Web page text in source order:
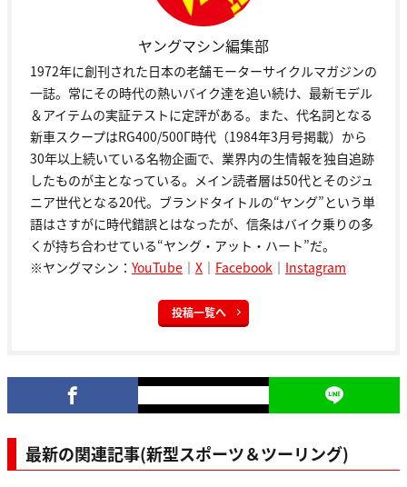
ヤングマシン編集部
1972年に創刊された日本の老舗モーターサイクルマガジンの
一誌。常にその時代の熱いバイク達を追い続け、最新モデル
＆アイテムの実証テストに定評がある。また、代名詞となる
新車スクープはRG400/500Γ時代（1984年3月号掲載）から
30年以上続いている名物企画で、業界内の生情報を独自追跡
したものが主となっている。メイン読者層は50代とそのジュ
ニア世代となる20代。ブランドタイトルの“ヤング”という単
語はさすがに時代錯誤とはなったが、信条はバイク乗りの多
くが持ち合わせている“ヤング・アット・ハート”だ。
※ヤングマシン： YouTube ｜ X ｜ Facebook ｜ Instagram
投稿一覧へ
最新の関連記事(新型スポーツ＆ツーリング)